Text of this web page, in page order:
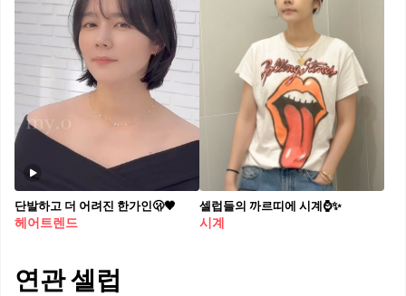
단발하고 더 어려진 한가인🫢🖤
헤어트렌드
셀럽들의 까르띠에 시계⌚️✨
시계
연관 셀럽